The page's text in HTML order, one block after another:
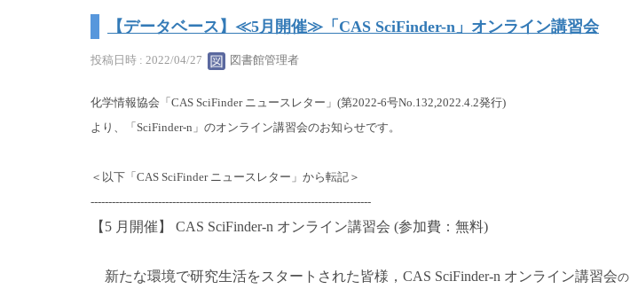
【データベース】≪5月開催≫「CAS SciFinder-n」オンライン講習会
投稿日時 : 2022/04/27 図書館管理者
化学情報協会「CAS SciFinder ニュースレター」 (第2022-6号No.132,2022.4.2発行)
より、「SciFinder-n」のオンライン講習会のお知らせです。
＜以下「CAS SciFinder ニュースレター」から転記＞
-------------------------------------------------------------------------------
【5 月開催】 CAS SciFinder-n オンライン講習会 (参加費：無料)
新たな環境で研究生活をスタートされた皆様，CAS SciFinder-n オンライン講習会の